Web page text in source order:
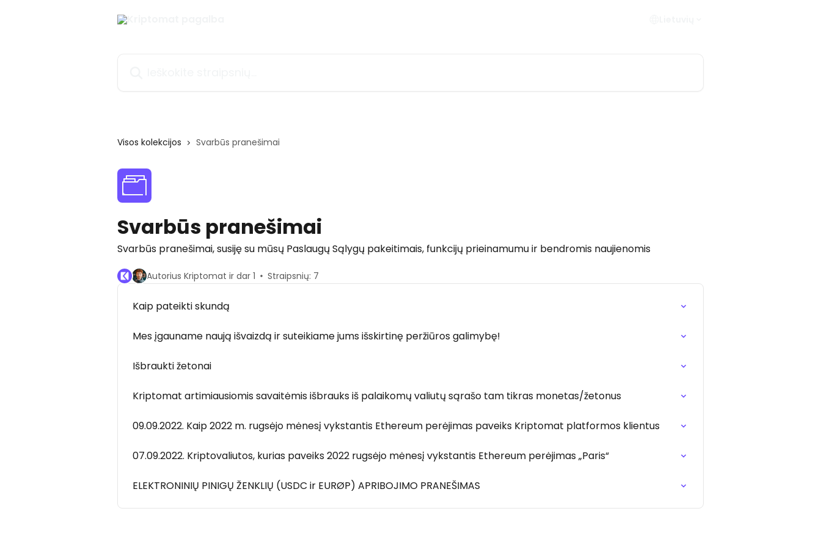
Visos kolekcijos Svarbūs pranešimai
Svarbūs pranešimai
Svarbūs pranešimai, susiję su mūsų Paslaugų Sąlygų pakeitimais, funkcijų prieinamumu ir bendromis naujienomis
Autorius Kriptomat ir dar 1 Straipsnių: 7
Kaip pateikti skundą
Mes įgauname naują išvaizdą ir suteikiame jums išskirtinę peržiūros galimybę!
Išbraukti žetonai
Kriptomat artimiausiomis savaitėmis išbrauks iš palaikomų valiutų sąrašo tam tikras monetas/žetonus
09.09.2022. Kaip 2022 m. rugsėjo mėnesį vykstantis Ethereum perėjimas paveiks Kriptomat platformos klientus
07.09.2022. Kriptovaliutos, kurias paveiks 2022 rugsėjo mėnesį vykstantis Ethereum perėjimas „Paris“
ELEKTRONINIŲ PINIGŲ ŽENKLIŲ (USDC ir EURØP) APRIBOJIMO PRANEŠIMAS